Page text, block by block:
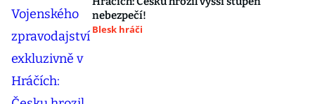
nebezpečí!
Blesk hráči